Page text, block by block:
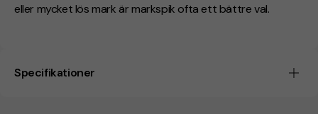
eller mycket lös mark är markspik ofta ett bättre val.
Specifikationer